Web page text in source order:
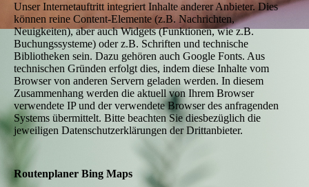
Unser Internetauftritt integriert Inhalte anderer Anbieter. Dies
können reine Content-Elemente (z.B. Nachrichten,
Neuigkeiten), aber auch Widgets (Funktionen, wie z.B.
Buchungssysteme) oder z.B. Schriften und technische
Bibliotheken sein. Dazu gehören auch Google Fonts. Aus
technischen Gründen erfolgt dies, indem diese Inhalte vom
Browser von anderen Servern geladen werden. In diesem
Zusammenhang werden die aktuell von Ihrem Browser
verwendete IP und der verwendete Browser des anfragenden
Systems übermittelt. Bitte beachten Sie diesbezüglich die
jeweiligen Datenschutzerklärungen der Drittanbieter.
Routenplaner Bing Maps